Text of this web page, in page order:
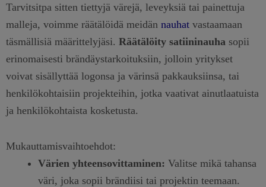
Tarvitsitpa sitten tiettyjä värejä, leveyksiä tai painettuja
malleja, voimme räätälöidä meidän nauhat vastaamaan
täsmällisiä määrittelyjäsi. Räätälöity satiininauha sopii
erinomaisesti brändäystarkoituksiin, jolloin yritykset
voivat sisällyttää logonsa ja värinsä pakkauksiinsa, tai
henkilökohtaisiin projekteihin, jotka vaativat ainutlaatuista
ja henkilökohtaista kosketusta.
Mukauttamisvaihtoehdot:
Värien yhteensovittaminen: Valitse mikä tahansa
väri, joka sopii brändiisi tai projektin teemaan.